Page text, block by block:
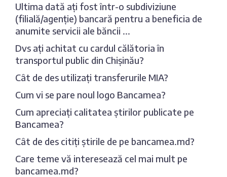
Ultima dată ați fost într-o subdiviziune
(filială/agenție) bancară pentru a beneficia de
anumite servicii ale băncii ...
Dvs ați achitat cu cardul călătoria în
transportul public din Chișinău?
Cât de des utilizați transferurile MIA?
Cum vi se pare noul logo Bancamea?
Cum apreciați calitatea știrilor publicate pe
Bancamea?
Cât de des citiți știrile de pe bancamea.md?
Care teme vă interesează cel mai mult pe
bancamea.md?